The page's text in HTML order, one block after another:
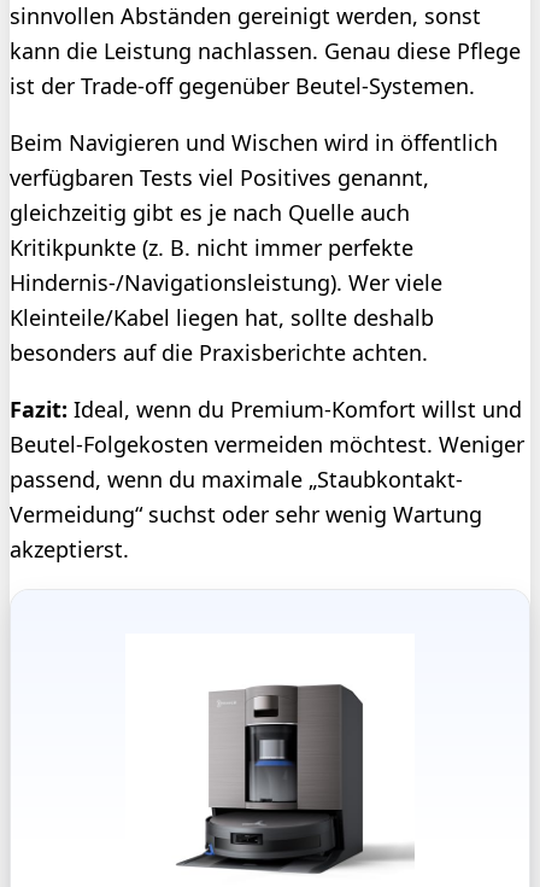
sinnvollen Abständen gereinigt werden, sonst
kann die Leistung nachlassen. Genau diese Pflege
ist der Trade-off gegenüber Beutel-Systemen.
Beim Navigieren und Wischen wird in öffentlich
verfügbaren Tests viel Positives genannt,
gleichzeitig gibt es je nach Quelle auch
Kritikpunkte (z. B. nicht immer perfekte
Hindernis-/Navigationsleistung). Wer viele
Kleinteile/Kabel liegen hat, sollte deshalb
besonders auf die Praxisberichte achten.
Fazit: Ideal, wenn du Premium-Komfort willst und
Beutel-Folgekosten vermeiden möchtest. Weniger
passend, wenn du maximale „Staubkontakt-
Vermeidung“ suchst oder sehr wenig Wartung
akzeptierst.